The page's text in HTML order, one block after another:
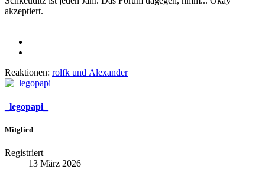
akzeptiert.
Reaktionen: rolfk und Alexander
_legopapi_
Mitglied
Registriert
13 März 2026